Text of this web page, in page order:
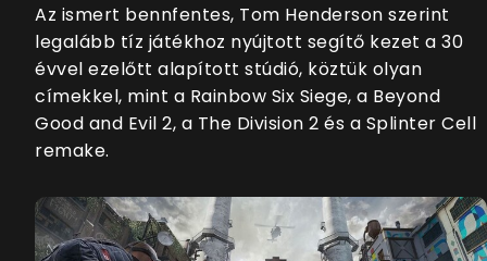
Az ismert bennfentes, Tom Henderson szerint
legalább tíz játékhoz nyújtott segítő kezet a 30
évvel ezelőtt alapított stúdió, köztük olyan
címekkel, mint a Rainbow Six Siege, a Beyond
Good and Evil 2, a The Division 2 és a Splinter Cell
remake.